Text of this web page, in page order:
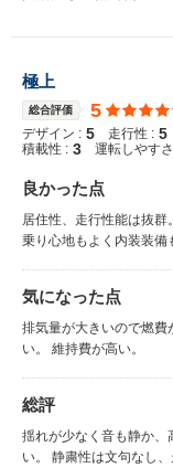
極上
総合評価 5
デザイン : 5 走行性 : 5
積載性 : 3 運転しやす
良かった点
居住性、走行性能は抜群
乗り心地もよく内装装備
気になった点
排気量が大きいので燃費
い。 維持費が高い。
総評
揺れが少なく音も静か、
い。 静粛性は文句なし